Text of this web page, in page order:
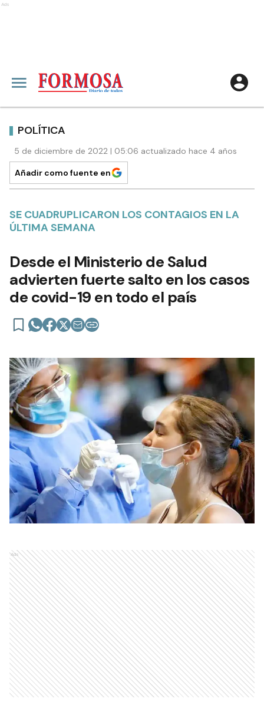
Ads
POLÍTICA
5 de diciembre de 2022 | 05:06 actualizado hace 4 años
Añadir como fuente en
SE CUADRUPLICARON LOS CONTAGIOS EN LA
ÚLTIMA SEMANA
Desde el Ministerio de Salud
advierten fuerte salto en los casos
de covid-19 en todo el país
Ads